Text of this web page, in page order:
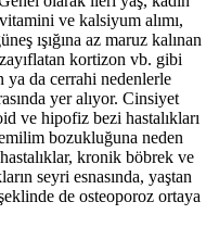
ve kalsiyum alımı,
ışığına az maruz kalınan
kortizon vb. gibi
ya da cerrahi nedenlerle
yer alıyor. Cinsiyet
ve hipofiz bezi hastalıkları
bozukluğuna neden
kronik böbrek ve
seyri esnasında, yaştan
de osteoporoz ortaya